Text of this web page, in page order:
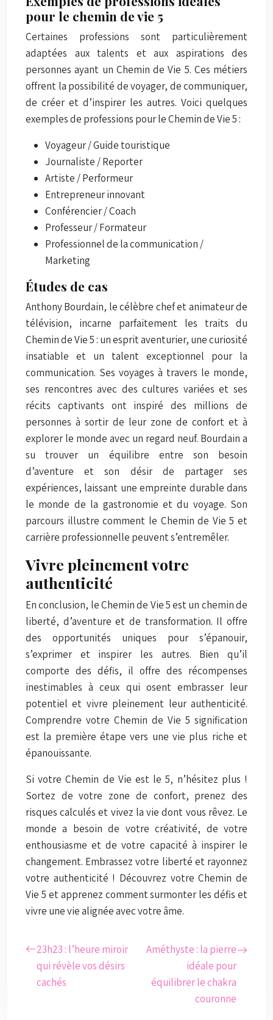
pour le chemin de vie 5
Certaines professions sont particulièrement
adaptées aux talents et aux aspirations des
personnes ayant un Chemin de Vie 5. Ces métiers
offrent la possibilité de voyager, de communiquer,
de créer et d’inspirer les autres. Voici quelques
exemples de professions pour le Chemin de Vie 5 :
Voyageur / Guide touristique
Journaliste / Reporter
Artiste / Performeur
Entrepreneur innovant
Conférencier / Coach
Professeur / Formateur
Professionnel de la communication /
Marketing
Études de cas
Anthony Bourdain, le célèbre chef et animateur de
télévision, incarne parfaitement les traits du
Chemin de Vie 5 : un esprit aventurier, une curiosité
insatiable et un talent exceptionnel pour la
communication. Ses voyages à travers le monde,
ses rencontres avec des cultures variées et ses
récits captivants ont inspiré des millions de
personnes à sortir de leur zone de confort et à
explorer le monde avec un regard neuf. Bourdain a
su trouver un équilibre entre son besoin
d’aventure et son désir de partager ses
expériences, laissant une empreinte durable dans
le monde de la gastronomie et du voyage. Son
parcours illustre comment le Chemin de Vie 5 et
carrière professionnelle peuvent s’entremêler.
Vivre pleinement votre
authenticité
En conclusion, le Chemin de Vie 5 est un chemin de
liberté, d’aventure et de transformation. Il offre
des opportunités uniques pour s’épanouir,
s’exprimer et inspirer les autres. Bien qu’il
comporte des défis, il offre des récompenses
inestimables à ceux qui osent embrasser leur
potentiel et vivre pleinement leur authenticité.
Comprendre votre Chemin de Vie 5 signification
est la première étape vers une vie plus riche et
épanouissante.
Si votre Chemin de Vie est le 5, n’hésitez plus !
Sortez de votre zone de confort, prenez des
risques calculés et vivez la vie dont vous rêvez. Le
monde a besoin de votre créativité, de votre
enthousiasme et de votre capacité à inspirer le
changement. Embrassez votre liberté et rayonnez
votre authenticité ! Découvrez votre Chemin de
Vie 5 et apprenez comment surmonter les défis et
vivre une vie alignée avec votre âme.
23h23 : l’heure miroir
qui révèle vos désirs
cachés
Améthyste : la pierre
idéale pour
équilibrer le chakra
couronne